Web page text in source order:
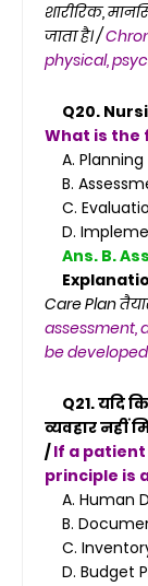
शारीरिक,
जाता है। /
physical,
Q20.
What is the
A. Planning
B.
C.
D.
Ans. B.
Care Plan
assessment,
be
Q21. यदि
व्यवहार नहीं
/If a
principle is
A. Human
B.
C.
D. Budget